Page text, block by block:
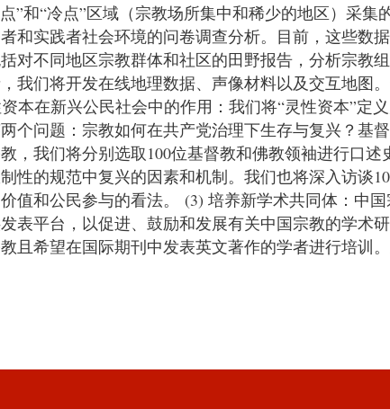
”和“冷点”区域（宗教场所集中和稀少的地区）采
和实践者社会环境的问卷调查分析。目前，这些数
对不同地区宗教群体和社区的田野报告，分析宗教
我们将开发在线地理数据、声像材料以及交互地图
本在新兴公民社会中的作用：我们将“灵性资本”定
个问题：宗教如何在共产党治理下生存与复兴？基
，我们将分别选取100位基督教和佛教领袖进行口
性的规范中复兴的因素和机制。我们也将深入访谈
值和公民参与的看法。 (3) 培养新学术共同体：中
表平台，以促进、鼓励和发展有关中国宗教的学术
且希望在国际期刊中发表英文著作的学者进行培训